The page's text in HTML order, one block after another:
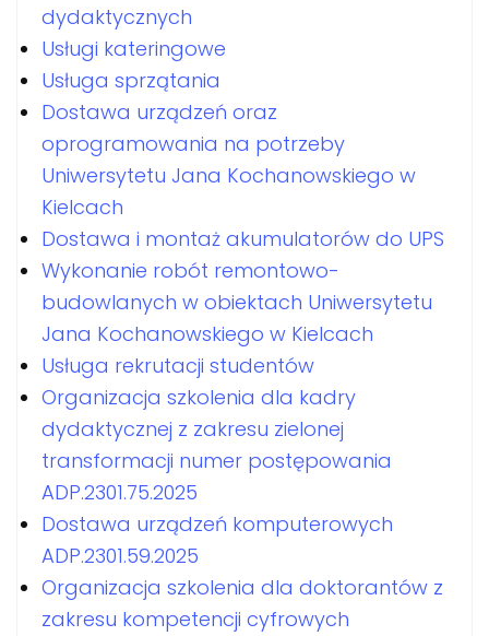
dydaktycznych
Usługi kateringowe
Usługa sprzątania
Dostawa urządzeń oraz
oprogramowania na potrzeby
Uniwersytetu Jana Kochanowskiego w
Kielcach
Dostawa i montaż akumulatorów do UPS
Wykonanie robót remontowo-
budowlanych w obiektach Uniwersytetu
Jana Kochanowskiego w Kielcach
Usługa rekrutacji studentów
Organizacja szkolenia dla kadry
dydaktycznej z zakresu zielonej
transformacji numer postępowania
ADP.2301.75.2025
Dostawa urządzeń komputerowych
ADP.2301.59.2025
Organizacja szkolenia dla doktorantów z
zakresu kompetencji cyfrowych